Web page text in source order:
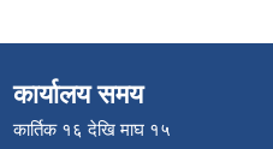
कार्यालय समय
कार्तिक १६ देखि माघ १५